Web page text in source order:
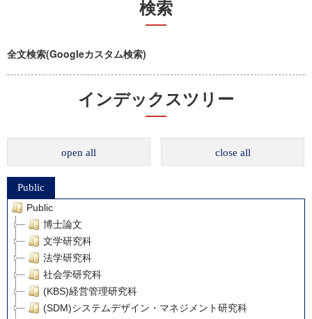
検索
全文検索(Googleカスタム検索)
インデックスツリー
open all close all
Public
Public
博士論文
文学研究科
法学研究科
社会学研究科
(KBS)経営管理研究科
(SDM)システムデザイン・マネジメント研究科